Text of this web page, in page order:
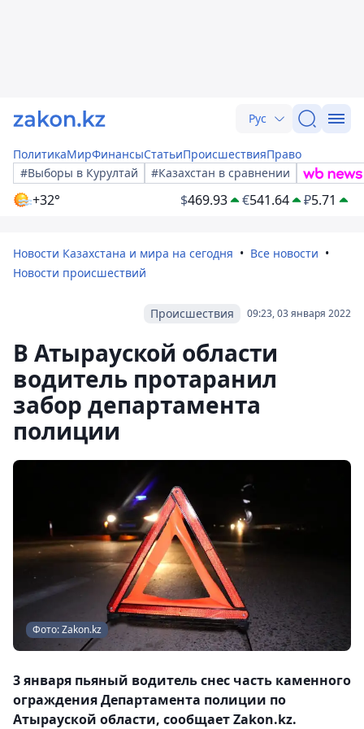
Рус
ПолитикаМирФинансыСтатьиПроисшествияПраво
#Выборы в Курултай
#Казахстан в сравнении
+32° $469.93 €541.64 ₽5.71
Новости Казахстана и мира на сегодня
Все новости
Новости происшествий
09:23, 03 января 2022
Происшествия
В Атырауской области
водитель протаранил
забор департамента
полиции
Фото: Zakon.kz
3 января пьяный водитель снес часть каменного
ограждения Департамента полиции по
Атырауской области, сообщает Zakon.kz.